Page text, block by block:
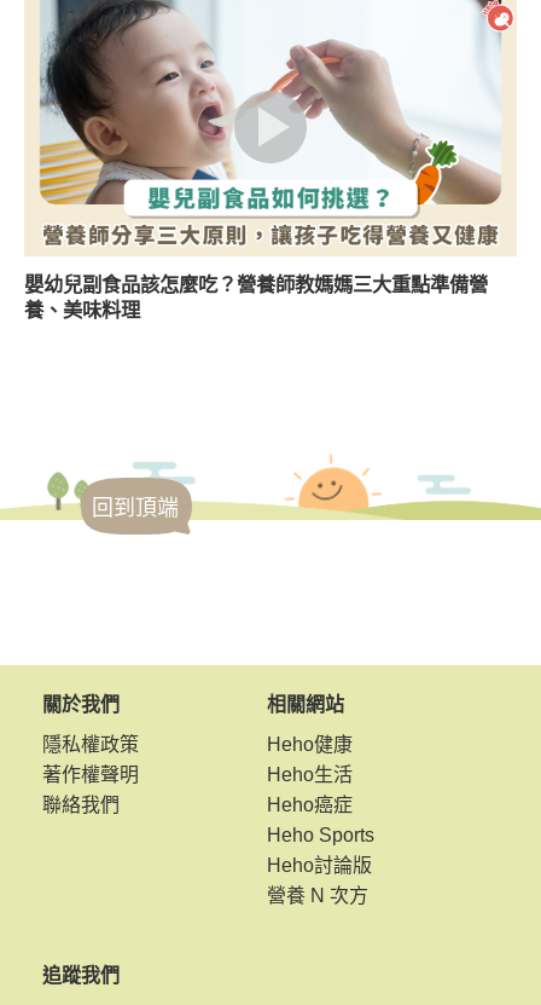
嬰幼兒副食品該怎麼吃？營養師教媽媽三大重點準備營
養、美味料理
回到頂端
關於我們
隱私權政策
著作權聲明
聯絡我們
相關網站
Heho健康
Heho生活
Heho癌症
Heho Sports
Heho討論版
營養 N 次方
追蹤我們